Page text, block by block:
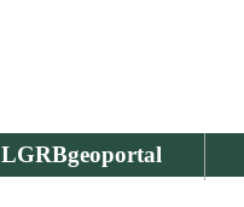
LGRBgeoportal